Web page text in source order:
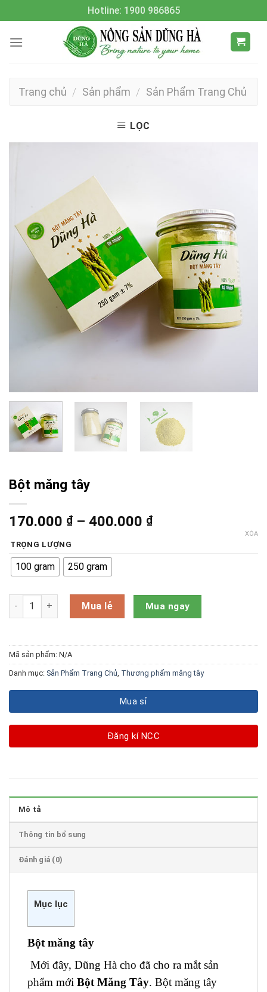
to
content
Hotline: 1900 986865
Trang chủ / Sản phẩm / Sản Phẩm Trang Chủ
LỌC
Bột măng tây
170.000 ₫ – 400.000 ₫
TRỌNG LƯỢNG
100 gram 250 gram
XÓA
Bột măng tây số lượngMua lẻ Mua ngay
Mã sản phẩm: N/A
Danh mục: Sản Phẩm Trang Chủ Thương phẩm măng tây
Mua sỉ
Đăng kí NCC
Mô tả
Thông tin bổ sung
Đánh giá (0)
Mục lục
Bột măng tây
Mới đây, Dũng Hà cho đã cho ra mắt sản
phẩm mới Bột Măng Tây. Bột măng tây